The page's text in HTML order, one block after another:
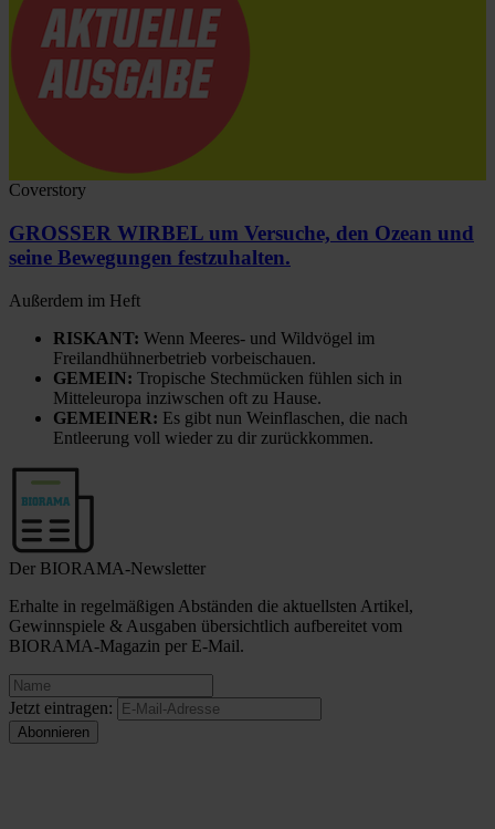
Coverstory
GROSSER WIRBEL um Versuche, den Ozean und
seine Bewegungen festzuhalten.
Außerdem im Heft
RISKANT: Wenn Meeres- und Wildvögel im
Freilandhühnerbetrieb vorbeischauen.
GEMEIN: Tropische Stechmücken fühlen sich in
Mitteleuropa inziwschen oft zu Hause.
GEMEINER: Es gibt nun Weinflaschen, die nach
Entleerung voll wieder zu dir zurückkommen.
Der BIORAMA-Newsletter
Erhalte in regelmäßigen Abständen die aktuellsten Artikel,
Gewinnspiele & Ausgaben übersichtlich aufbereitet vom
BIORAMA-Magazin per E-Mail.
Jetzt eintragen: